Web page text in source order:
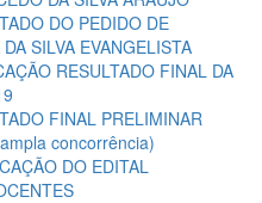
DO PEDIDO DE
SILVA EVANGELISTA
RESULTADO FINAL DA
FINAL PRELIMINAR
concorrência)
DO EDITAL